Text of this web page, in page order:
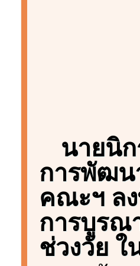
นายนิก
การพัฒน
คณะฯ ล
การบูรณ
ช่วงวัย